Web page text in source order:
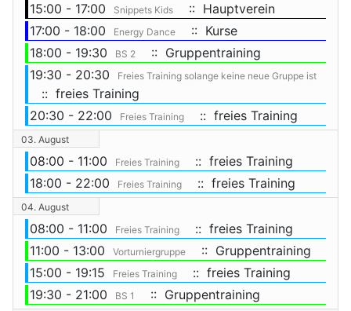
15:00 - 17:00
Snippets Kids
:: Hauptverein
17:00 - 18:00
Energy Dance
:: Kurse
18:00 - 19:30
BS 2
:: Gruppentraining
19:30 - 20:30
Freies Training solange keine neue Gruppe ist
:: freies Training
20:30 - 22:00
Freies Training :: freies Training
03. August
08:00 - 11:00 Freies Training
:: freies Training
18:00 - 22:00
Freies Training :: freies Training
04. August
08:00 - 11:00 Freies Training
:: freies Training
11:00 - 13:00
Vorturniergruppe
:: Gruppentraining
15:00 - 19:15
Freies Training
:: freies Training
19:30 - 21:00
BS 1 :: Gruppentraining